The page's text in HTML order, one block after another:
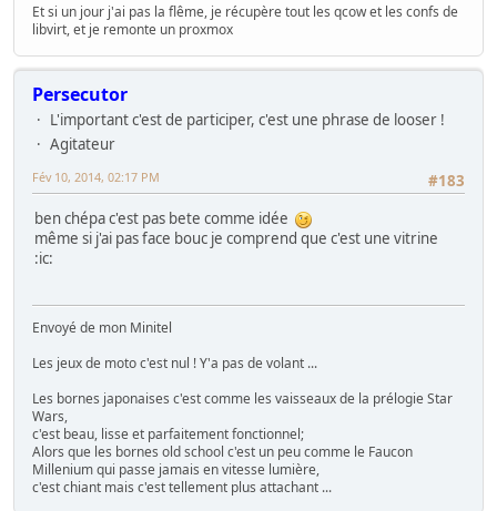
Et si un jour j'ai pas la flême, je récupère tout les qcow et les confs de
libvirt, et je remonte un proxmox
Persecutor
L'important c'est de participer, c'est une phrase de looser !
Agitateur
#183
Fév 10, 2014, 02:17 PM
ben chépa c'est pas bete comme idée
même si j'ai pas face bouc je comprend que c'est une vitrine
:ic:
Envoyé de mon Minitel
Les jeux de moto c'est nul ! Y'a pas de volant ...
Les bornes japonaises c'est comme les vaisseaux de la prélogie Star
Wars,
c'est beau, lisse et parfaitement fonctionnel;
Alors que les bornes old school c'est un peu comme le Faucon
Millenium qui passe jamais en vitesse lumière,
c'est chiant mais c'est tellement plus attachant ...